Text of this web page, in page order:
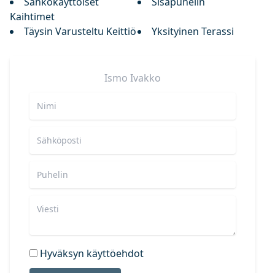
Kaihtimet
Täysin Varusteltu Keittiö Yksityinen Terassi
Ismo Ivakko
Hyväksyn käyttöehdot